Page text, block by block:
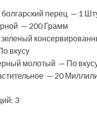
перец — 1
— 200 Грамм
вкусу
молотый — По
— 20
3